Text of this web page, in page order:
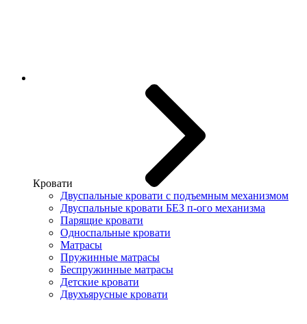
Кровати
Двуспальные кровати с подъемным механизмом
Двуспальные кровати БЕЗ п-ого механизма
Парящие кровати
Односпальные кровати
Матрасы
Пружинные матрасы
Беспружинные матрасы
Детские кровати
Двухъярусные кровати